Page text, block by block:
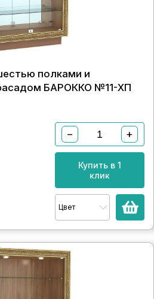
полками и
БАРОККО №11-ХП
− +
Купить в 1
клик
Цвет